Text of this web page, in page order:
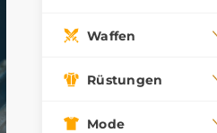
Waffen
Rüstungen
Mode